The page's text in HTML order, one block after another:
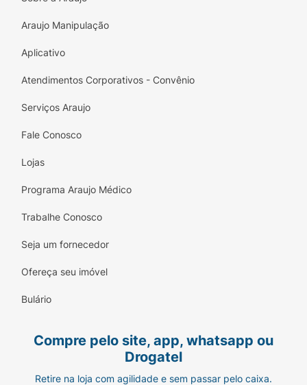
Araujo Manipulação
Aplicativo
Atendimentos Corporativos - Convênio
Serviços Araujo
Fale Conosco
Lojas
Programa Araujo Médico
Trabalhe Conosco
Seja um fornecedor
Ofereça seu imóvel
Bulário
Compre pelo site, app, whatsapp ou
Drogatel
Retire na loja com agilidade e sem passar pelo caixa.